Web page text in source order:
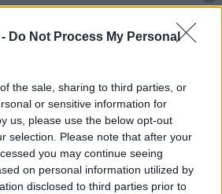
Do Not Process My Personal
the sale, sharing to third parties, or
or sensitive information for
us, please use the below opt-out
selection. Please note that after your
you may continue seeing
on personal information utilized by
disclosed to third parties prior to
cittadinanza è un imbroglio"
di solidarietà Ceis
ma il vento chiude gli impianti
ospite di Amiata radio